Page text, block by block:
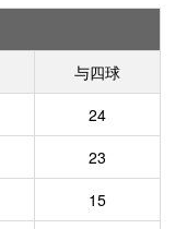
与四球
24
23
15